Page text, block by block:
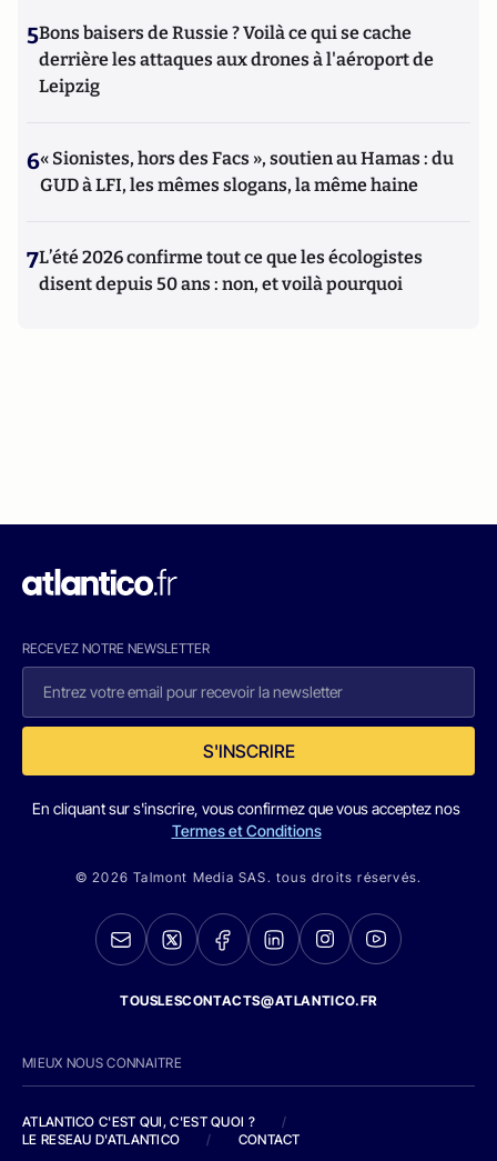
5Bons baisers de Russie ? Voilà ce qui se cache
derrière les attaques aux drones à l'aéroport de
Leipzig
6« Sionistes, hors des Facs », soutien au Hamas : du
GUD à LFI, les mêmes slogans, la même haine
7L’été 2026 confirme tout ce que les écologistes
disent depuis 50 ans : non, et voilà pourquoi
RECEVEZ NOTRE NEWSLETTER
S'INSCRIRE
En cliquant sur s'inscrire, vous confirmez que vous acceptez nos
Termes et Conditions
© 2026 Talmont Media SAS. tous droits réservés.
TOUSLESCONTACTS@ATLANTICO.FR
MIEUX NOUS CONNAITRE
ATLANTICO C'EST QUI, C'EST QUOI ?
/
LE RESEAU D'ATLANTICO
/ CONTACT